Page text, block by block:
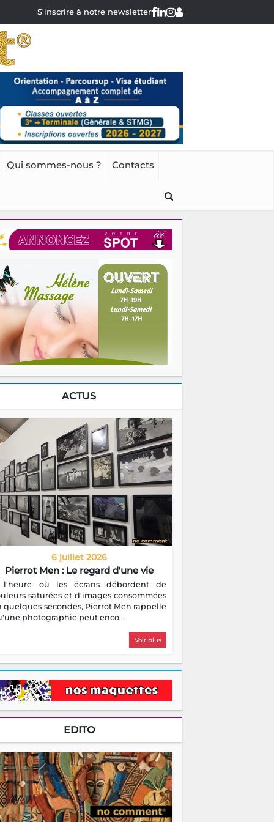
S'inscrire à notre newsletter
Qui sommes-nous ? Contacts
ACTUS
6 juillet 2026
Pierrot Men : Le regard d'une vie
l'heure où les écrans débordent de
saturées et d'images consommées
quelques secondes, Pierrot Men rappelle
photographie peut enco...
Voir plus
EDITO